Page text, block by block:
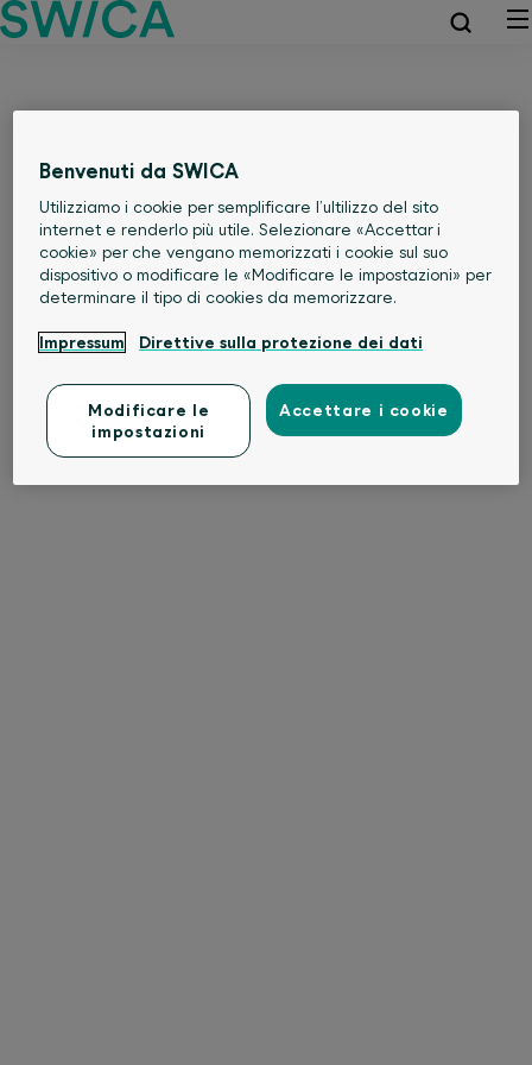
Benvenuti da SWICA
Utilizziamo i cookie per semplificare l’ultilizzo del sito
internet e renderlo più utile. Selezionare «Accettar i
cookie» per che vengano memorizzati i cookie sul suo
dispositivo o modificare le «Modificare le impostazioni» per
determinare il tipo di cookies da memorizzare.
Impressum Direttive sulla protezione dei dati
Modificare le
impostazioni
Accettare i cookie